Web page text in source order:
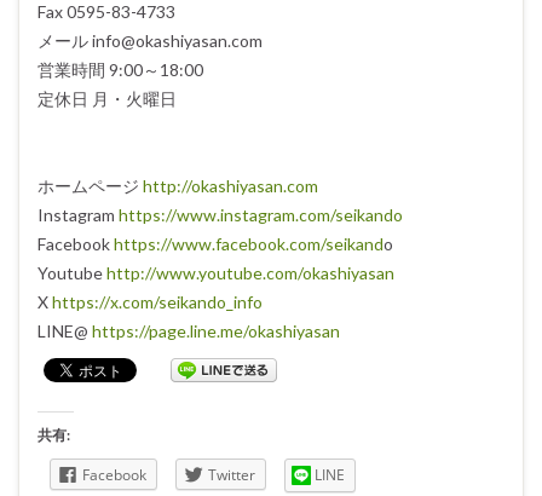
Fax 0595-83-4733
メール info@okashiyasan.com
営業時間 9:00～18:00
定休日 月・火曜日
ホームページ http://okashiyasan.com
Instagram https://www.instagram.com/seikando
Facebookhttps://www.facebook.com/seikando
Youtubehttp://www.youtube.com/okashiyasan
Xhttps://x.com/seikando_info
LINE@ https://page.line.me/okashiyasan
共有:
Facebook Twitter LINE